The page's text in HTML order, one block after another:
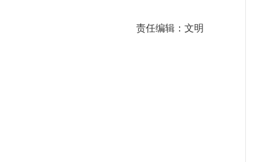
责任编辑：文明